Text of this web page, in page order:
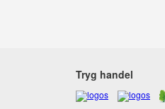
Tryg handel